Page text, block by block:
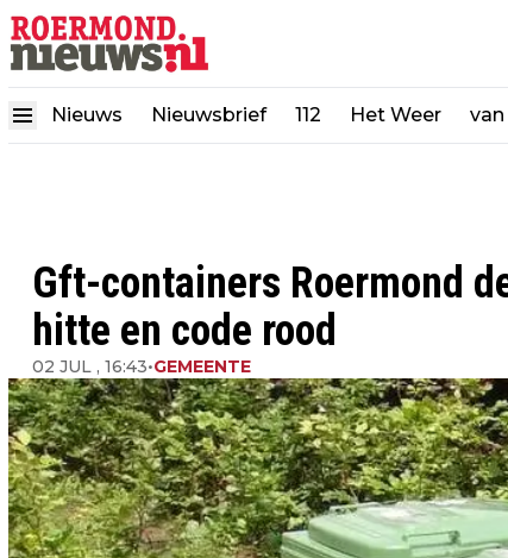
Nieuws Nieuwsbrief 112 Het Weer
Gft-containers Roermond
hitte en code rood
02 JUL , 16:43•GEMEENTE